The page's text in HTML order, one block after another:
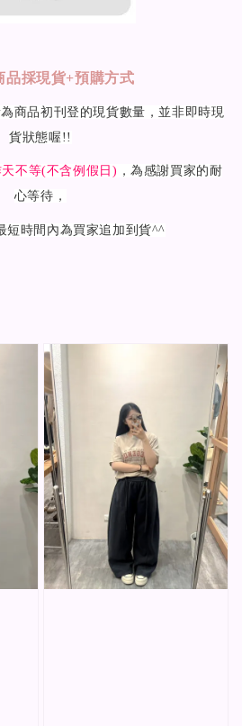
品採現貨+預購方式
商品初刊登的現貨數量，並非即時現
貨狀態喔!!
不等(不含例假日) ，為感謝買家的耐
心等待，
短時間內為買家追加到貨^^